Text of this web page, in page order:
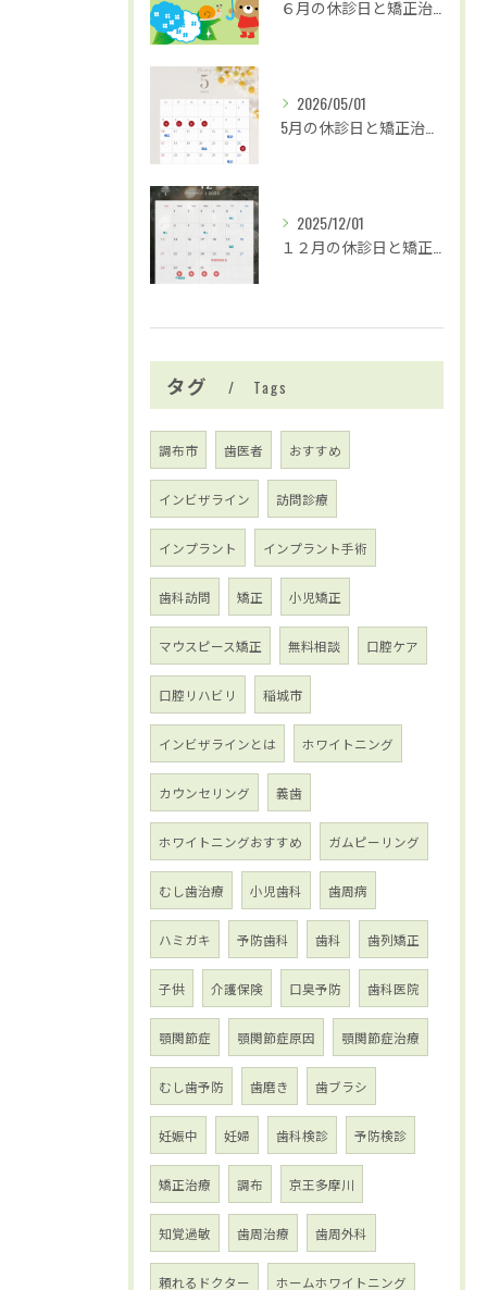
2026/05/01
2025/12/01
タグ Tags
調布市 歯医者 おすすめ
インビザライン 訪問診療
インプラント インプラント手術
歯科訪問 矯正 小児矯正
マウスピース矯正 無料相談 口腔ケア
口腔リハビリ 稲城市
インビザラインとは ホワイトニング
カウンセリング 義歯
ホワイトニングおすすめ ガムピーリング
むし歯治療 小児歯科 歯周病
ハミガキ 予防歯科 歯科 歯列矯正
子供 介護保険 口臭予防 歯科医院
顎関節症 顎関節症原因 顎関節症治療
むし歯予防 歯磨き 歯ブラシ
妊娠中 妊婦 歯科検診 予防検診
矯正治療 調布 京王多摩川
知覚過敏 歯周治療 歯周外科
頼れるドクター ホームホワイトニング